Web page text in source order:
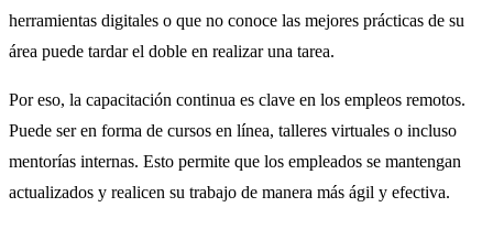
herramientas digitales o que no conoce las mejores prácticas de su
área puede tardar el doble en realizar una tarea.
Por eso, la capacitación continua es clave en los empleos remotos.
Puede ser en forma de cursos en línea, talleres virtuales o incluso
mentorías internas. Esto permite que los empleados se mantengan
actualizados y realicen su trabajo de manera más ágil y efectiva.